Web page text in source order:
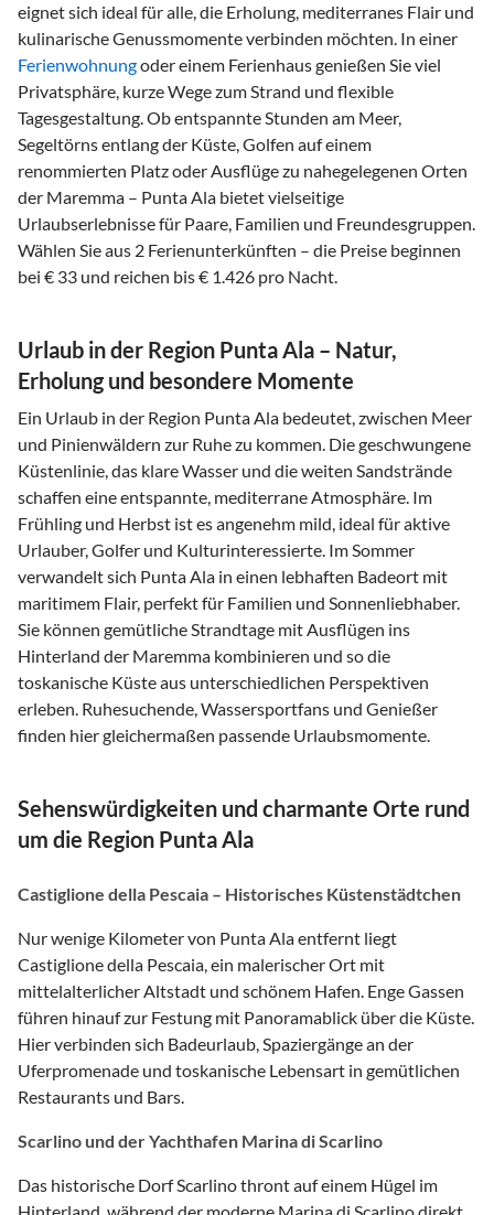
eignet sich ideal für alle, die Erholung, mediterranes Flair und
kulinarische Genussmomente verbinden möchten. In einer
Ferienwohnungoder einem Ferienhaus genießen Sie viel
Privatsphäre, kurze Wege zum Strand und flexible
Tagesgestaltung. Ob entspannte Stunden am Meer,
Segeltörns entlang der Küste, Golfen auf einem
renommierten Platz oder Ausflüge zu nahegelegenen Orten
der Maremma – Punta Ala bietet vielseitige
Urlaubserlebnisse für Paare, Familien und Freundesgruppen.
Wählen Sie aus 2 Ferienunterkünften – die Preise beginnen
bei € 33 und reichen bis € 1.426 pro Nacht.
Urlaub in der Region Punta Ala – Natur,
Erholung und besondere Momente
Ein Urlaub in der Region Punta Ala bedeutet, zwischen Meer
und Pinienwäldern zur Ruhe zu kommen. Die geschwungene
Küstenlinie, das klare Wasser und die weiten Sandstrände
schaffen eine entspannte, mediterrane Atmosphäre. Im
Frühling und Herbst ist es angenehm mild, ideal für aktive
Urlauber, Golfer und Kulturinteressierte. Im Sommer
verwandelt sich Punta Ala in einen lebhaften Badeort mit
maritimem Flair, perfekt für Familien und Sonnenliebhaber.
Sie können gemütliche Strandtage mit Ausflügen ins
Hinterland der Maremma kombinieren und so die
toskanische Küste aus unterschiedlichen Perspektiven
erleben. Ruhesuchende, Wassersportfans und Genießer
finden hier gleichermaßen passende Urlaubsmomente.
Sehenswürdigkeiten und charmante Orte rund
um die Region Punta Ala
Castiglione della Pescaia – Historisches Küstenstädtchen
Nur wenige Kilometer von Punta Ala entfernt liegt
Castiglione della Pescaia, ein malerischer Ort mit
mittelalterlicher Altstadt und schönem Hafen. Enge Gassen
führen hinauf zur Festung mit Panoramablick über die Küste.
Hier verbinden sich Badeurlaub, Spaziergänge an der
Uferpromenade und toskanische Lebensart in gemütlichen
Restaurants und Bars.
Scarlino und der Yachthafen Marina di Scarlino
Das historische Dorf Scarlino thront auf einem Hügel im